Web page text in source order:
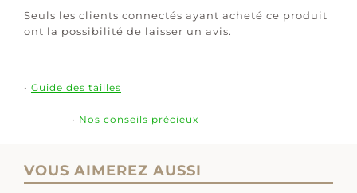
Seuls les clients connectés ayant acheté ce produit
ont la possibilité de laisser un avis.
• Guide des tailles
• Nos conseils précieux
VOUS AIMEREZ AUSSI